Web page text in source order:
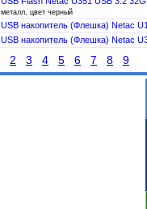
металл, цвет черный
USB накопитель (Флешка) Netac
USB накопитель (Флешка) Netac
2 3 4 5 6 7 8 9